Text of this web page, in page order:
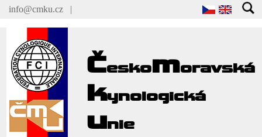
info@cmku.cz |
Českomoravská
kynologická
unie